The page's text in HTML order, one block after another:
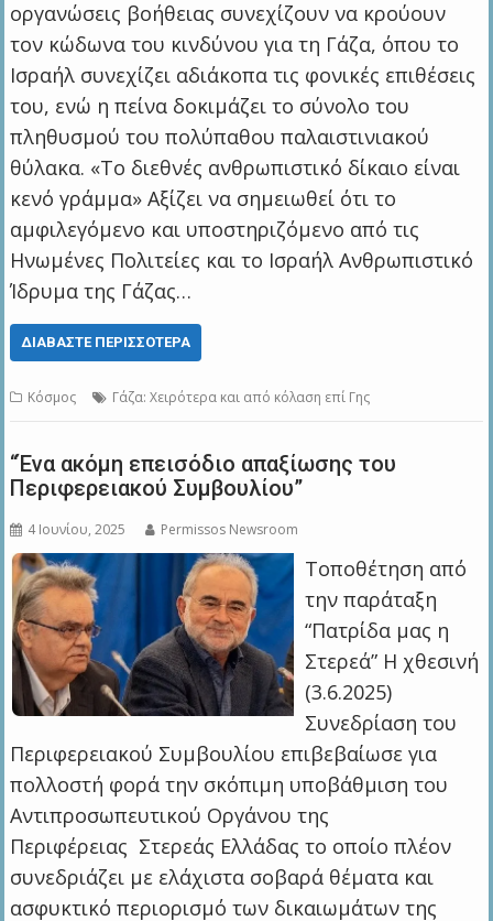
οργανώσεις βοήθειας συνεχίζουν να κρούουν
τον κώδωνα του κινδύνου για τη Γάζα, όπου το
Ισραήλ συνεχίζει αδιάκοπα τις φονικές επιθέσεις
του, ενώ η πείνα δοκιμάζει το σύνολο του
πληθυσμού του πολύπαθου παλαιστινιακού
θύλακα. «Το διεθνές ανθρωπιστικό δίκαιο είναι
κενό γράμμα» Αξίζει να σημειωθεί ότι το
αμφιλεγόμενο και υποστηριζόμενο από τις
Ηνωμένες Πολιτείες και το Ισραήλ Ανθρωπιστικό
Ίδρυμα της Γάζας…
ΔΙΑΒΆΣΤΕ ΠΕΡΙΣΣΌΤΕΡΑ
Κόσμος Γάζα: Χειρότερα και από κόλαση επί Γης
“Ένα ακόμη επεισόδιο απαξίωσης του
Περιφερειακού Συμβουλίου”
4 Ιουνίου, 2025 Permissos Newsroom
Τοποθέτηση από
την παράταξη
“Πατρίδα μας η
Στερεά” Η χθεσινή
(3.6.2025)
Συνεδρίαση του
Περιφερειακού Συμβουλίου επιβεβαίωσε για
πολλοστή φορά την σκόπιμη υποβάθμιση του
Αντιπροσωπευτικού Οργάνου της
Περιφέρειας Στερεάς Ελλάδας το οποίο πλέον
συνεδριάζει με ελάχιστα σοβαρά θέματα και
ασφυκτικό περιορισμό των δικαιωμάτων της